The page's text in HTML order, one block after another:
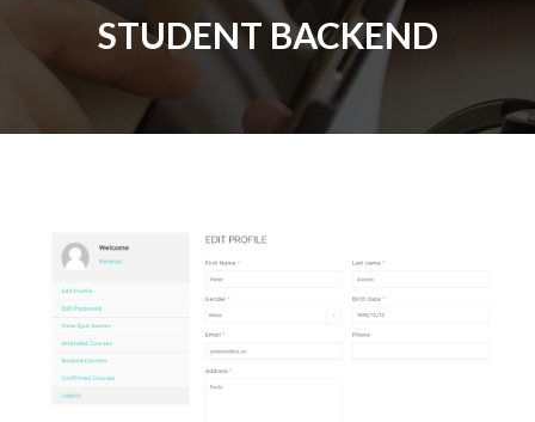
STUDENT BACKEND